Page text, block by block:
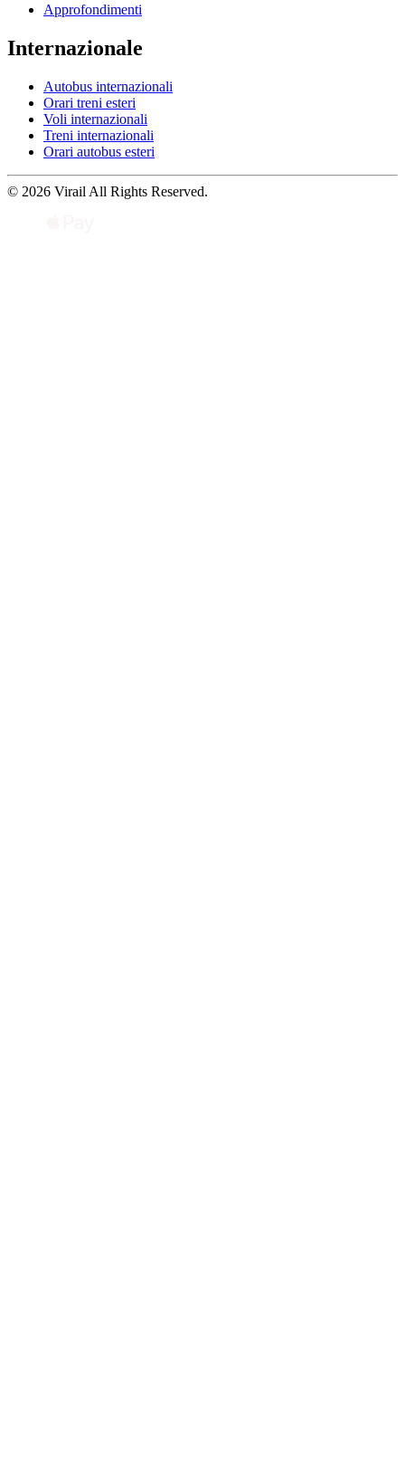
Approfondimenti
Internazionale
Autobus internazionali
Orari treni esteri
Voli internazionali
Treni internazionali
Orari autobus esteri
© 2026 Virail All Rights Reserved.